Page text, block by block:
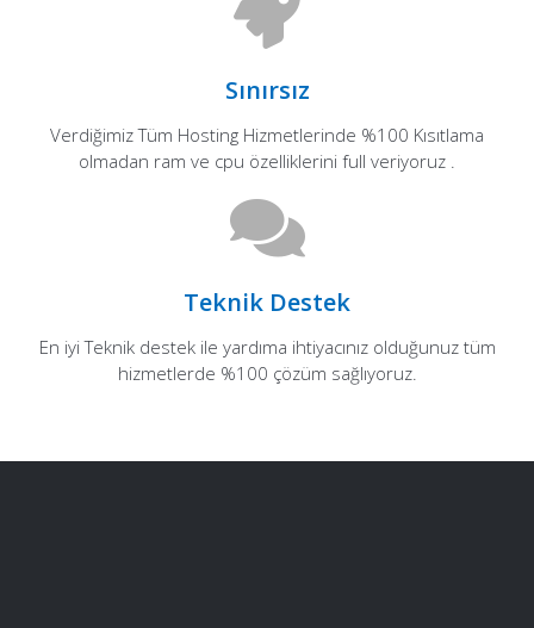
Sınırsız
Verdiğimiz Tüm Hosting Hizmetlerinde %100 Kısıtlama
olmadan ram ve cpu özelliklerini full veriyoruz .
Teknik Destek
En iyi Teknik destek ile yardıma ihtiyacınız olduğunuz tüm
hizmetlerde %100 çözüm sağlıyoruz.